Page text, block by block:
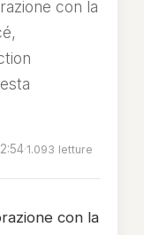
con la
·1.093 letture
con la